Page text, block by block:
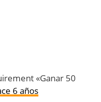
«Ganar 50
6 años